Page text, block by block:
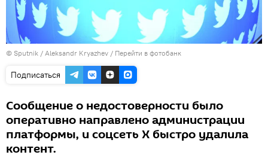
© Sputnik / Aleksandr Kryazhev / Перейти в фотобанк
Подписаться
Сообщение о недостоверности было
оперативно направлено администрации
платформы, и соцсеть X быстро удалила
контент.